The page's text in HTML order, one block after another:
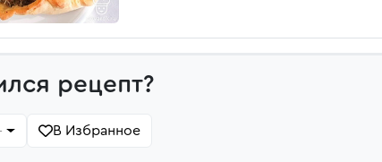
рецепт?
В Избранное